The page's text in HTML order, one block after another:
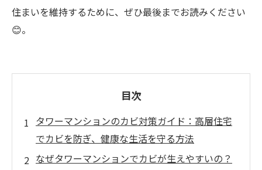
住まいを維持するために、ぜひ最後までお読みください
😊。
目次
タワーマンションのカビ対策ガイド：高層住宅
でカビを防ぎ、健康な生活を守る方法
なぜタワーマンションでカビが生えやすいの？